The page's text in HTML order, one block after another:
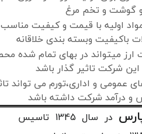
و گوشت و تخم مرغ
اولیه با قیمت و کیفیت
باکیفیت وبسته بندی خلاقانه
ارز میتواند در بهای تمام شده
شرکت تاثیر گذار باشد
عمومی و اداری،تورم می تواند
و درآمد شرکت داشته باشد
در سال 1345 تاسیس